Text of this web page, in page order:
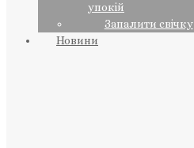
ПРЕДСТОЯТЕЛЬ
Православна Церква
Тернопільсько-
Тернопільсько-
упокій
Запалити свічку
Новини